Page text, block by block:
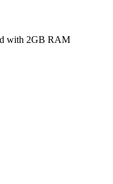
with 2GB RAM